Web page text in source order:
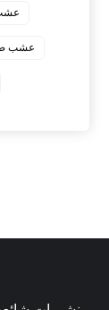
عشب